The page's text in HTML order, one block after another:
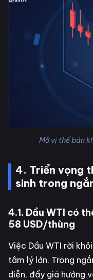
Mở vị thế bán
4. Triển vọng
sinh trong
4.1. Dầu WTI có
58 USD/thùng
Việc Dầu WTI rời
tâm lý lớn. Trong
diễn, đẩy giá hướng